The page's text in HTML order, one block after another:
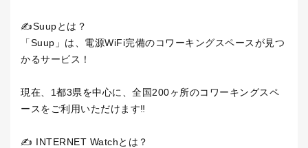
✍️Suupとは？
「Suup」は、電源WiFi完備のコワーキングスペースが見つ
かるサービス！
現在、1都3県を中心に、全国200ヶ所のコワーキングスペ
ースをご利用いただけます‼️
✍️ INTERNET Watchとは？